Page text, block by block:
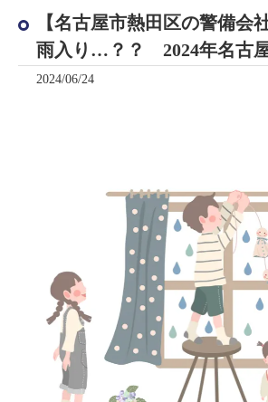
【名古屋市熱田区の警備会
雨入り…？？ 2024年名古
2024/06/24